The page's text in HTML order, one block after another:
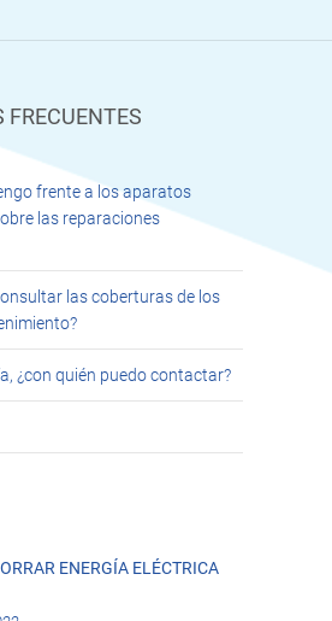
FRECUENTES
frente a los aparatos
las reparaciones
las coberturas de los
¿con quién puedo contactar?
ENERGÍA ELÉCTRICA